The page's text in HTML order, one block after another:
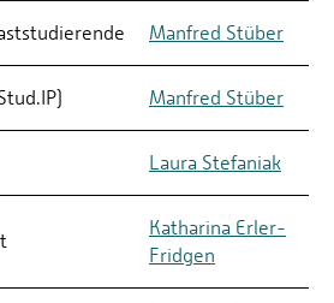
Manfred Stüber
Manfred Stüber
Laura Stefaniak
Katharina Erler-
Fridgen